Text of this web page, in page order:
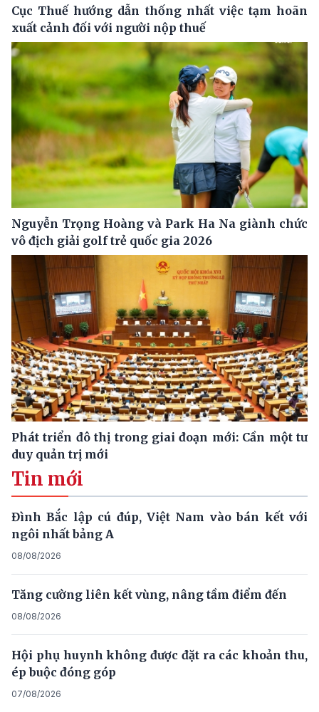
Cục Thuế hướng dẫn thống nhất việc tạm hoãn
xuất cảnh đối với người nộp thuế
Nguyễn Trọng Hoàng và Park Ha Na giành chức
vô địch giải golf trẻ quốc gia 2026
Phát triển đô thị trong giai đoạn mới: Cần một tư
duy quản trị mới
Tin mới
Đình Bắc lập cú đúp, Việt Nam vào bán kết với
ngôi nhất bảng A
08/08/2026
Tăng cường liên kết vùng, nâng tầm điểm đến
08/08/2026
Hội phụ huynh không được đặt ra các khoản thu,
ép buộc đóng góp
07/08/2026